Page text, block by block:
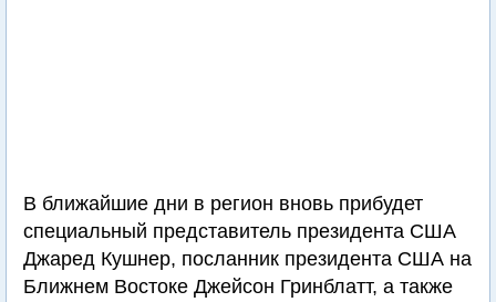
В ближайшие дни в регион вновь прибудет
специальный представитель президента США
Джаред Кушнер, посланник президента США на
Ближнем Востоке Джейсон Гринблатт, а также